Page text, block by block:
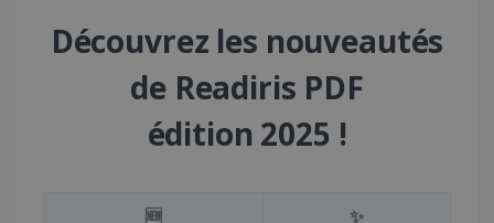
Découvrez les nouveautés
de Readiris PDF
édition 2025 !
🆕Nouvelles fonctionnalités
✨